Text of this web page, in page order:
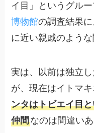
イ目」というグル
博物館の調査結果
に近い親戚のよう
実は、以前は独立
が、現在はイトマ
ンタはトビエイ目
仲間なのは間違いあ